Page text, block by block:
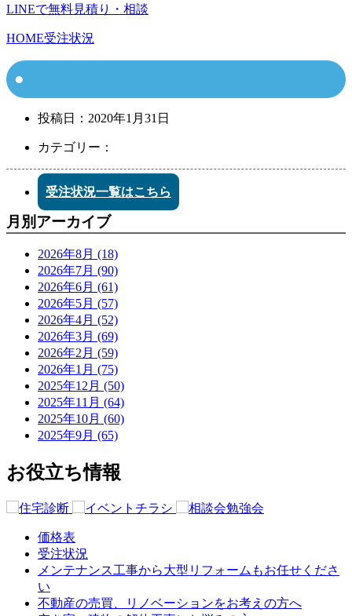
LINEで無料見積り・相談
HOME受注状況
投稿日： 2020年1月31日
カテゴリー：
受注状況一覧はこちら
月別アーカイブ
2026年8月 (18)
2026年7月 (90)
2026年6月 (61)
2026年5月 (57)
2026年4月 (52)
2026年3月 (69)
2026年2月 (59)
2026年1月 (75)
2025年12月 (50)
2025年11月 (64)
2025年10月 (60)
2025年9月 (65)
お役立ち情報
価格表
受注状況
メンテナンス工事から大型リフォームもお任せくださ
い
不動産の売買、リノベーションをお考えの方へ